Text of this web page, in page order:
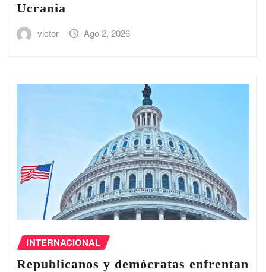
Ucrania
victor Ago 2, 2026
INTERNACIONAL
Republicanos y demócratas enfrentan